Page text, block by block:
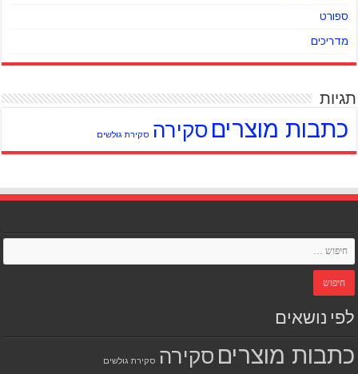
ספורט
מדריכים
תגיות
כתבות מוצרים סקירה סקירת גולשים
לפי נושאים
כתבות מוצרים סקירה סקירת גולשים